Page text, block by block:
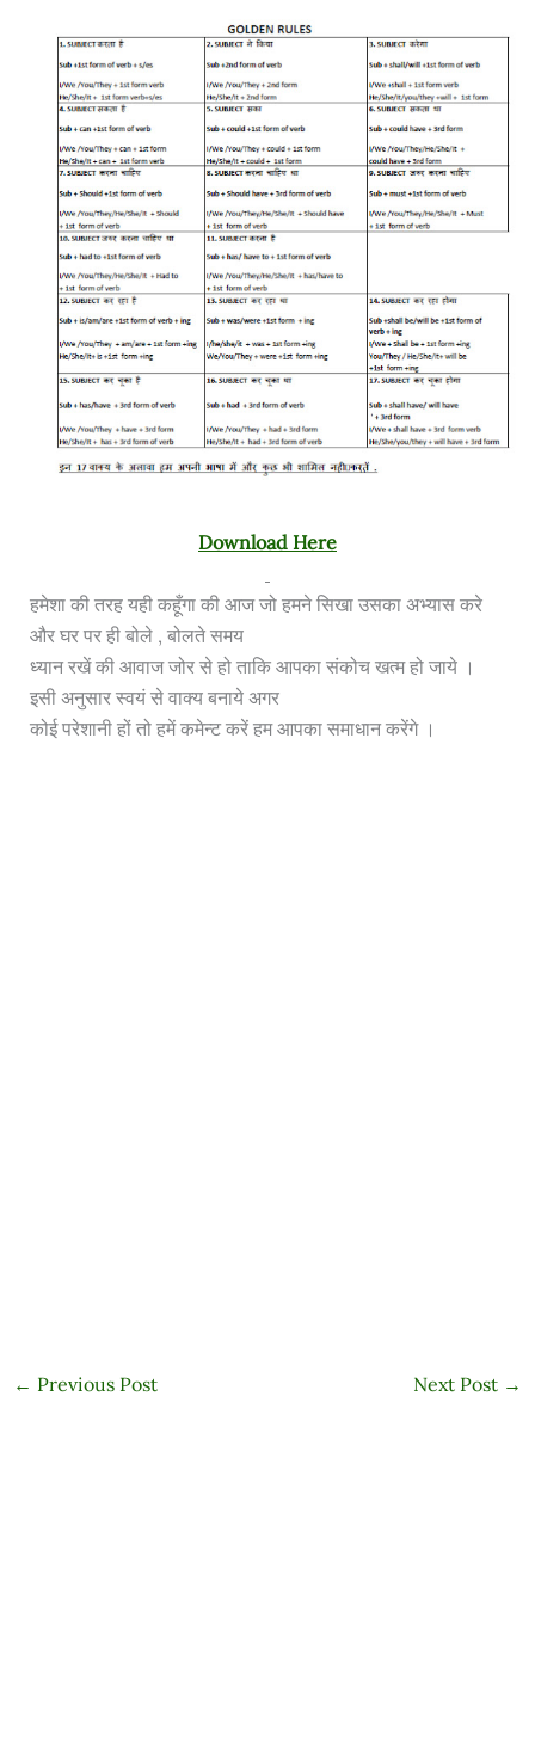
Download Here
हमेशा की तरह यही कहूँगा की आज जो हमने सिखा उसका अभ्यास करे
और घर पर ही बोले , बोलते समय
ध्यान रखें की आवाज जोर से हो ताकि आपका संकोच खत्म हो जाये ।
इसी अनुसार स्वयं से वाक्य बनाये अगर
कोई परेशानी हों तो हमें कमेन्ट करें हम आपका समाधान करेंगे ।
← Previous Post Next Post →